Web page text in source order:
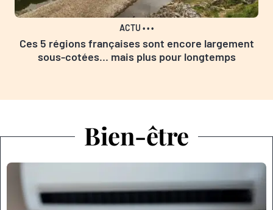
ACTU •••
Ces 5 régions françaises sont encore largement
sous-cotées… mais plus pour longtemps
Bien-être